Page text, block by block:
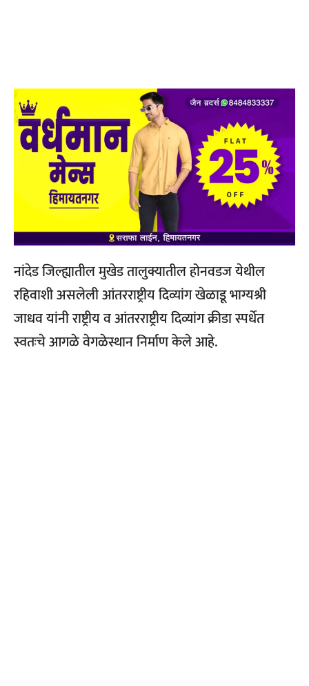
नांदेड जिल्ह्यातील मुखेड तालुक्यातील होनवडज येथील
रहिवाशी असलेली आंतरराष्ट्रीय दिव्यांग खेळाडू भाग्यश्री
जाधव यांनी राष्ट्रीय व आंतरराष्ट्रीय दिव्यांग क्रीडा स्पर्धेत
स्वतःचे आगळे वेगळेस्थान निर्माण केले आहे.